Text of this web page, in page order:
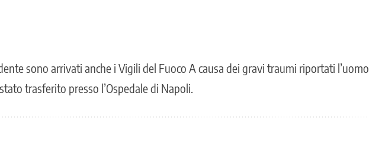
sono arrivati anche i Vigili del Fuoco A causa dei gravi traumi riportati l’uomo
trasferito presso l’Ospedale di Napoli.